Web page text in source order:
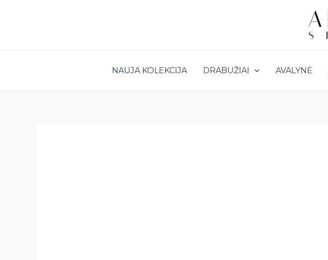
NAUJA KOLEKCIJA DRABUŽIAI AVALYNĖ